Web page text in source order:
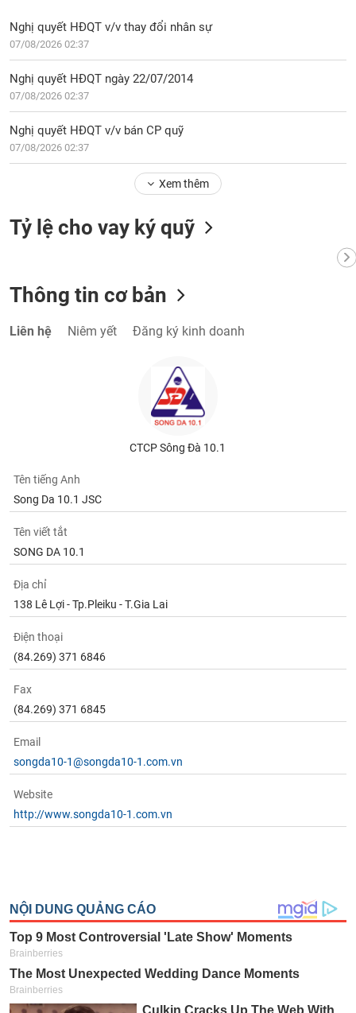
Nghị quyết HĐQT v/v thay đổi nhân sự
07/08/2026 02:37
Nghị quyết HĐQT ngày 22/07/2014
07/08/2026 02:37
Nghị quyết HĐQT v/v bán CP quỹ
07/08/2026 02:37
Xem thêm
Tỷ lệ cho vay ký quỹ
Thông tin cơ bản
Liên hệ Niêm yết Đăng ký kinh doanh
CTCP Sông Đà 10.1
Tên tiếng Anh
Song Da 10.1 JSC
Tên viết tắt
SONG DA 10.1
Địa chỉ
138 Lê Lợi - Tp.Pleiku - T.Gia Lai
Điện thoại
(84.269) 371 6846
Fax
(84.269) 371 6845
Email
songda10-1@songda10-1.com.vn
Website
http://www.songda10-1.com.vn